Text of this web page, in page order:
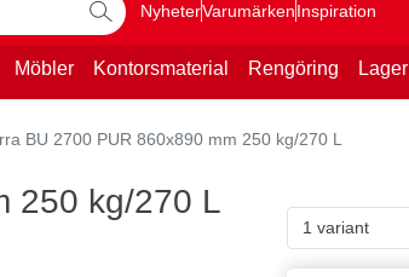
NyheterVarumärkenInspiration
Möbler Kontorsmaterial Rengöring Lager
BU 2700 PUR 860x890 mm 250 kg/270 L
1 variant
250 kg/270 L